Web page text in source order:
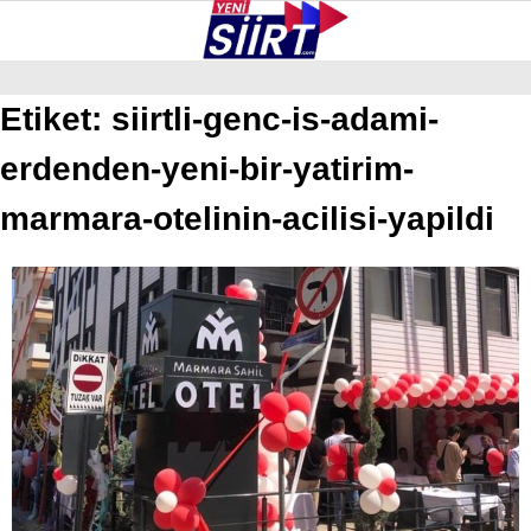
GALERİ VİDEO YAZARLAR
BAYKAN
PERVARI
ŞIRVAN
TILLO
GÜNDEM
NÖBETÇI ECZANELER
Etiket: siirtli-genc-is-adami-
erdenden-yeni-bir-yatirim-
marmara-otelinin-acilisi-yapildi